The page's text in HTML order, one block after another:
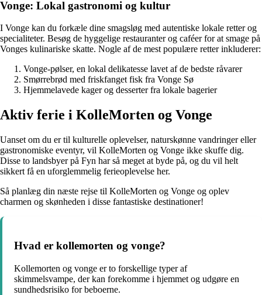
Vonge: Lokal gastronomi og kultur
I Vonge kan du forkæle dine smagsløg med autentiske lokale retter og
specialiteter. Besøg de hyggelige restauranter og caféer for at smage på
Vonges kulinariske skatte. Nogle af de mest populære retter inkluderer:
Vonge-pølser, en lokal delikatesse lavet af de bedste råvarer
Smørrebrød med friskfanget fisk fra Vonge Sø
Hjemmelavede kager og desserter fra lokale bagerier
Aktiv ferie i KolleMorten og Vonge
Uanset om du er til kulturelle oplevelser, naturskønne vandringer eller
gastronomiske eventyr, vil KolleMorten og Vonge ikke skuffe dig.
Disse to landsbyer på Fyn har så meget at byde på, og du vil helt
sikkert få en uforglemmelig ferieoplevelse her.
Så planlæg din næste rejse til KolleMorten og Vonge og oplev
charmen og skønheden i disse fantastiske destinationer!
Hvad er kollemorten og vonge?
Kollemorten og vonge er to forskellige typer af
skimmelsvampe, der kan forekomme i hjemmet og udgøre en
sundhedsrisiko for beboerne.